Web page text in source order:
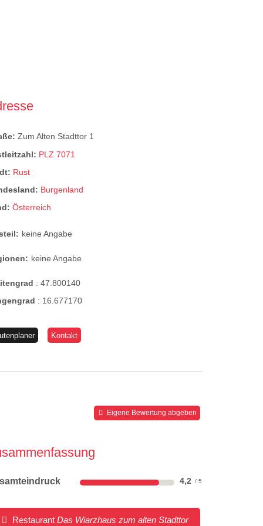
Zum Alten Stadttor 1
PLZ 7071
Rust
Burgenland
Österreich
keine Angabe
keine Angabe
:47.800140
: 16.677170
Kontakt
Eigene Bewertung abgeben
4,2
Restaurant Das Wiarzhaus zum alten Stadttor